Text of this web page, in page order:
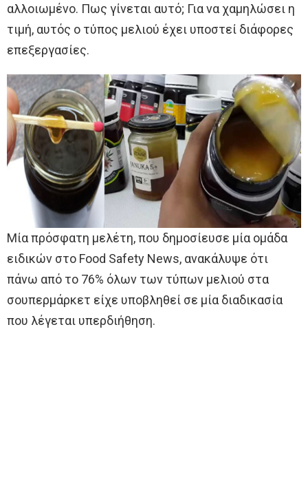
αλλοιωμένο. Πως γίνεται αυτό; Για να χαμηλώσει η
τιμή, αυτός ο τύπος μελιού έχει υποστεί διάφορες
επεξεργασίες.
Μία πρόσφατη μελέτη, που δημοσίευσε μία ομάδα
ειδικών στο Food Safety News, ανακάλυψε ότι
πάνω από το 76% όλων των τύπων μελιού στα
σουπερμάρκετ είχε υποβληθεί σε μία διαδικασία
που λέγεται υπερδιήθηση.